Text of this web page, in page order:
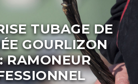
TUBAGE DE
GOURLIZON
RAMONEUR